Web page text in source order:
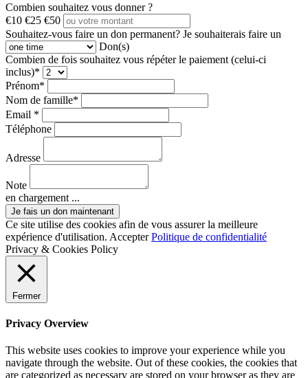
Combien souhaitez vous donner ?
€10 €25 €50
Souhaitez-vous faire un don permanent? Je souhaiterais faire un
Don(s)
Combien de fois souhaitez vous répéter le paiement (celui-ci
inclus)*
Prénom*
Nom de famille*
Email *
Téléphone
Adresse
Note
en chargement ...
Ce site utilise des cookies afin de vous assurer la meilleure
expérience d'utilisation. Accepter Politique de confidentialité
Privacy & Cookies Policy
Fermer
Privacy Overview
This website uses cookies to improve your experience while you
navigate through the website. Out of these cookies, the cookies that
are categorized as necessary are stored on your browser as they are